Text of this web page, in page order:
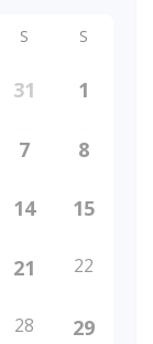
S S
31 1
7 8
14 15
21 22
28 29